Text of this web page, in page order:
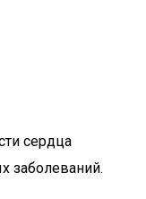
сердца
заболеваний.